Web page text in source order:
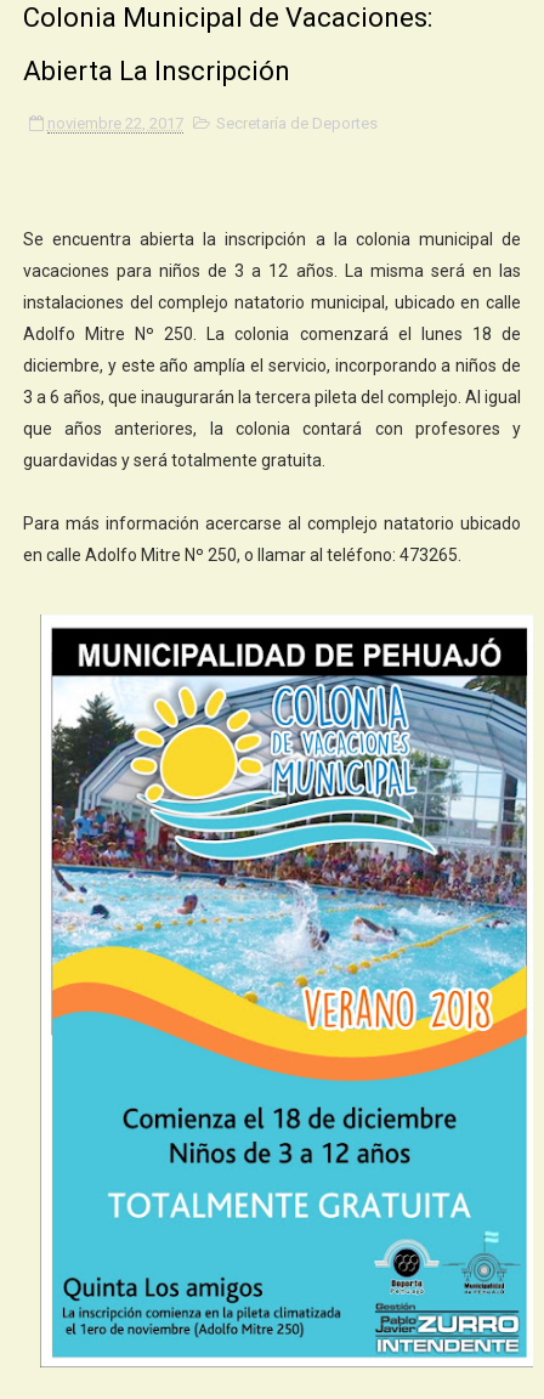
Colonia Municipal de Vacaciones:
Abierta La Inscripción
noviembre 22, 2017 Secretaría de Deportes
Se encuentra abierta la inscripción a la colonia municipal de
vacaciones para niños de 3 a 12 años. La misma será en las
instalaciones del complejo natatorio municipal, ubicado en calle
Adolfo Mitre Nº 250. La colonia comenzará el lunes 18 de
diciembre, y este año amplía el servicio, incorporando a niños de
3 a 6 años, que inaugurarán la tercera pileta del complejo. Al igual
que años anteriores, la colonia contará con profesores y
guardavidas y será totalmente gratuita.
Para más información acercarse al complejo natatorio ubicado
en calle Adolfo Mitre Nº 250, o llamar al teléfono: 473265.